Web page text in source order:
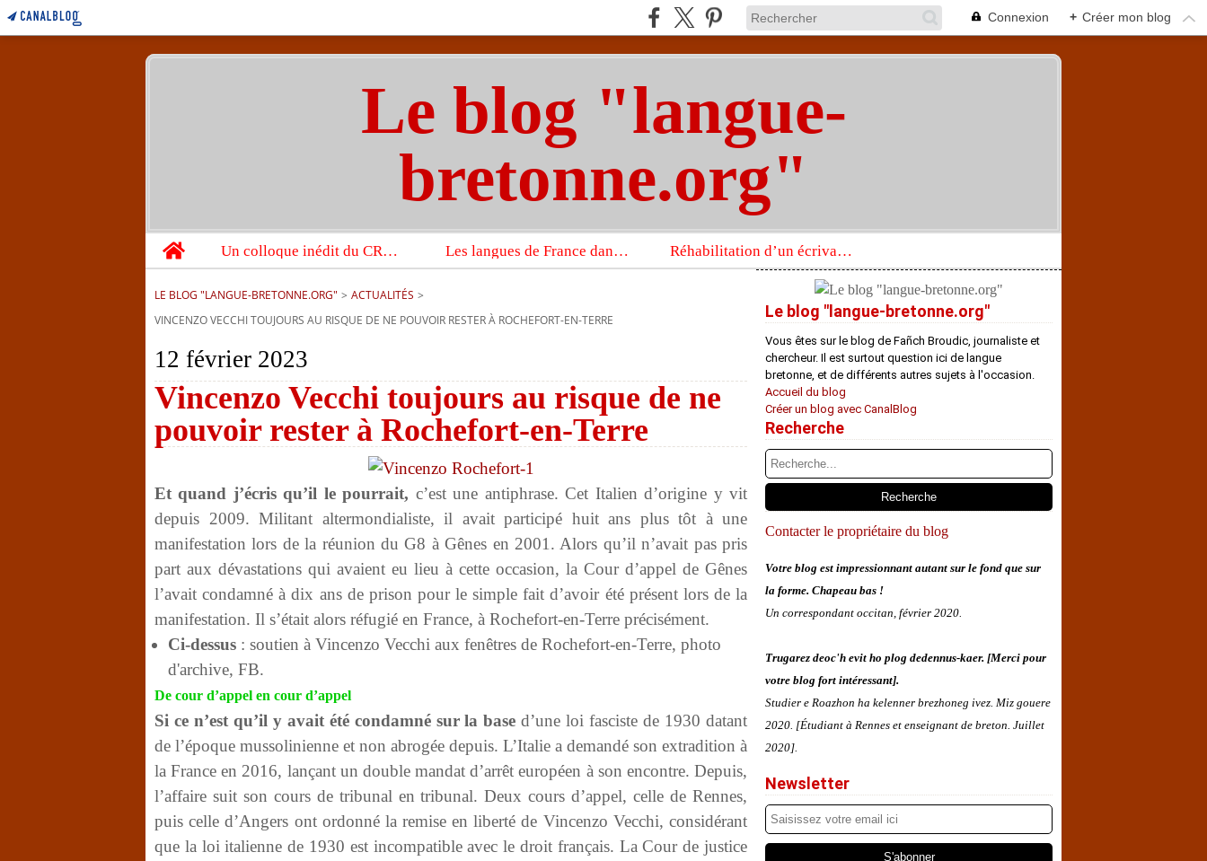
Connexion + Créer mon blog
Le blog "langue-
bretonne.org"
Home
Un colloque inédit du CRBC sur les victimes de l’année 1944 Les langues de France dans un imposant ouvrage sur la langue française que publient les Presses universitaires d’Oxford Réhabilitation d’un écrivain de langue bretonne aujourd’hui mal connu et méconnu
LE BLOG "LANGUE-BRETONNE.ORG" > ACTUALITÉS >
VINCENZO VECCHI TOUJOURS AU RISQUE DE NE POUVOIR RESTER À ROCHEFORT-EN-TERRE
12 février 2023
Vincenzo Vecchi toujours au risque de ne
pouvoir rester à Rochefort-en-Terre
Et quand j’écris qu’il le pourrait, c’est une antiphrase. Cet Italien d’origine y vit
depuis 2009. Militant altermondialiste, il avait participé huit ans plus tôt à une
manifestation lors de la réunion du G8 à Gênes en 2001. Alors qu’il n’avait pas pris
part aux dévastations qui avaient eu lieu à cette occasion, la Cour d’appel de Gênes
l’avait condamné à dix ans de prison pour le simple fait d’avoir été présent lors de la
manifestation. Il s’était alors réfugié en France, à Rochefort-en-Terre précisément.
Ci-dessus : soutien à Vincenzo Vecchi aux fenêtres de Rochefort-en-Terre, photo
d'archive, FB.
De cour d’appel en cour d’appel
Si ce n’est qu’il y avait été condamné sur la base d’une loi fasciste de 1930 datant
de l’époque mussolinienne et non abrogée depuis. L’Italie a demandé son extradition à
la France en 2016, lançant un double mandat d’arrêt européen à son encontre. Depuis,
l’affaire suit son cours de tribunal en tribunal. Deux cours d’appel, celle de Rennes,
puis celle d’Angers ont ordonné la remise en liberté de Vincenzo Vecchi, considérant
que la loi italienne de 1930 est incompatible avec le droit français. La Cour de justice
Le blog "langue-bretonne.org"
Vous êtes sur le blog de Fañch Broudic, journaliste et
chercheur. Il est surtout question ici de langue
bretonne, et de différents autres sujets à l'occasion.
Accueil du blog
Créer un blog avec CanalBlog
Recherche
Contacter le propriétaire du blog
Votre blog est impressionnant autant sur le fond que sur
la forme. Chapeau bas !
Un correspondant occitan, février 2020.
Trugarez deoc'h evit ho plog dedennus-kaer. [Merci pour
votre blog fort intéressant].
Studier e Roazhon ha kelenner brezhoneg ivez. Miz gouere
2020. [Étudiant à Rennes et enseignant de breton. Juillet
2020].
Newsletter